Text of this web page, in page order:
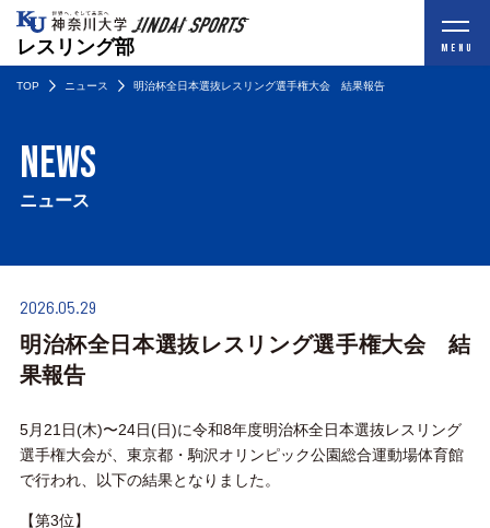
レスリング部 MENU
TOP ニュース 明治杯全日本選抜レスリング選手権大会 結果報告
NEWS
ニュース
2026.05.29
明治杯全日本選抜レスリング選手権大会 結
果報告
5月21日(木)〜24日(日)に令和8年度明治杯全日本選抜レスリング
選手権大会が、東京都・駒沢オリンピック公園総合運動場体育館
で行われ、以下の結果となりました。
【第3位】